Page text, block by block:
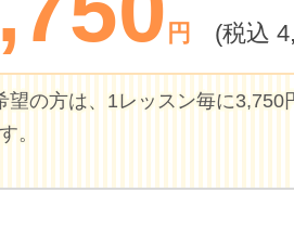
円 (税込
の方は、1レッスン毎に3,750
す。